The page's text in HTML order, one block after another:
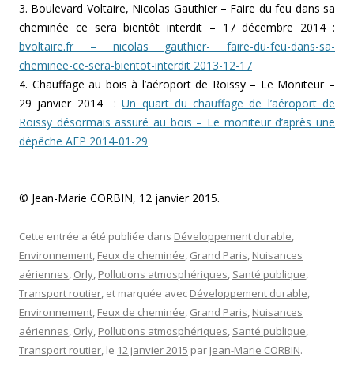
3. Boulevard Voltaire, Nicolas Gauthier – Faire du feu dans sa
cheminée ce sera bientôt interdit – 17 décembre 2014 :
bvoltaire.fr – nicolas gauthier- faire-du-feu-dans-sa-
cheminee-ce-sera-bientot-interdit 2013-12-17
4. Chauffage au bois à l’aéroport de Roissy – Le Moniteur –
29 janvier 2014 :Un quart du chauffage de l’aéroport de
Roissy désormais assuré au bois – Le moniteur d’après une
dépêche AFP 2014-01-29
© Jean-Marie CORBIN, 12 janvier 2015.
Cette entrée a été publiée dans Développement durable,
Environnement, Feux de cheminée, Grand Paris, Nuisances
aériennes, Orly, Pollutions atmosphériques, Santé publique,
Transport routier, et marquée avec Développement durable,
Environnement, Feux de cheminée, Grand Paris, Nuisances
aériennes, Orly, Pollutions atmosphériques, Santé publique,
Transport routier, le 12 janvier 2015 par Jean-Marie CORBIN.